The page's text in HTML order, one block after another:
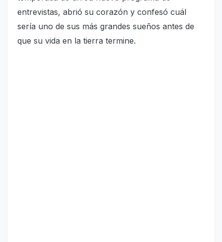
entrevistas, abrió su corazón y confesó cuál
sería uno de sus más grandes sueños antes de
que su vida en la tierra termine.